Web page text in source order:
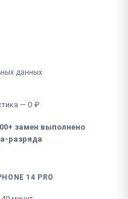
данных
— 0 ₽
замен выполнено
разряда
14 PRO